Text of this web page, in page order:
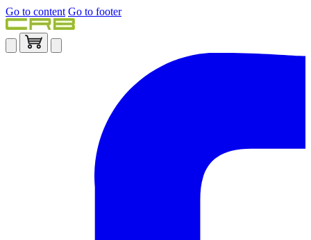
Go to content Go to footer